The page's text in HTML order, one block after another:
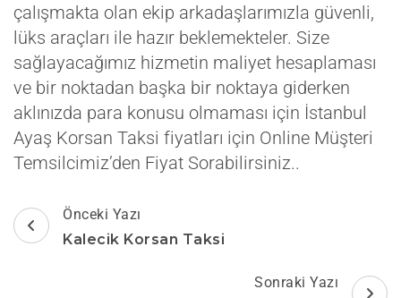
çalışmakta olan ekip arkadaşlarımızla güvenli,
lüks araçları ile hazır beklemekteler. Size
sağlayacağımız hizmetin maliyet hesaplaması
ve bir noktadan başka bir noktaya giderken
aklınızda para konusu olmaması için İstanbul
Ayaş Korsan Taksi fiyatları için Online Müşteri
Temsilcimiz’den Fiyat Sorabilirsiniz..
Yazı
dolaşımı
Önceki Yazı
Kalecik Korsan Taksi
Sonraki Yazı